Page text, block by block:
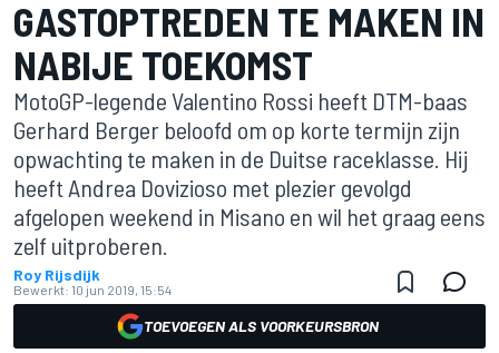
GASTOPTREDEN TE MAKEN IN
NABIJE TOEKOMST
MotoGP-legende Valentino Rossi heeft DTM-baas
Gerhard Berger beloofd om op korte termijn zijn
opwachting te maken in de Duitse raceklasse. Hij
heeft Andrea Dovizioso met plezier gevolgd
afgelopen weekend in Misano en wil het graag eens
zelf uitproberen.
Roy Rijsdijk
Bewerkt: 10 jun 2019, 15:54
TOEVOEGEN ALS VOORKEURSBRON